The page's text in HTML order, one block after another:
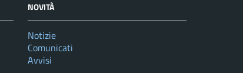
NOVITÀ
Notizie
Comunicati
Avvisi